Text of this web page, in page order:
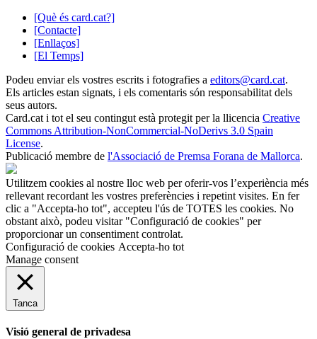
[Què és card.cat?]
[Contacte]
[Enllaços]
[El Temps]
Podeu enviar els vostres escrits i fotografies a editors@card.cat.
Els articles estan signats, i els comentaris són responsabilitat dels
seus autors.
Card.cat i tot el seu contingut està protegit per la llicencia Creative
Commons Attribution-NonCommercial-NoDerivs 3.0 Spain
License.
Publicació membre de l'Associació de Premsa Forana de Mallorca.
Utilitzem cookies al nostre lloc web per oferir-vos l’experiència més
rellevant recordant les vostres preferències i repetint visites. En fer
clic a "Accepta-ho tot", accepteu l'ús de TOTES les cookies. No
obstant això, podeu visitar "Configuració de cookies" per
proporcionar un consentiment controlat.
Configuració de cookies Accepta-ho tot
Manage consent
Tanca
Visió general de privadesa